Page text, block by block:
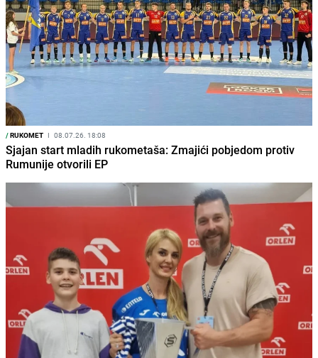
/RUKOMET I 08.07.26. 18:08
Sjajan start mladih rukometaša: Zmajići pobjedom protiv
Rumunije otvorili EP